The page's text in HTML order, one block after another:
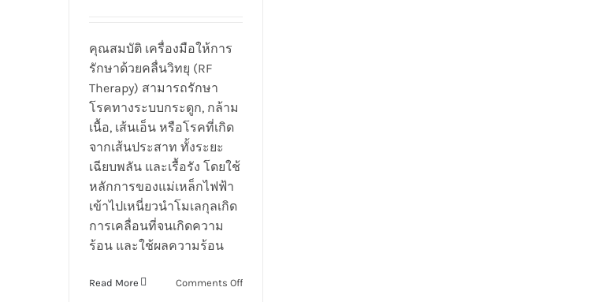
คุณสมบัติ เครื่องมือให้การ
รักษาด้วยคลื่นวิทยุ (RF
Therapy) สามารถรักษา
โรคทางระบบกระดูก, กล้าม
เนื้อ, เส้นเอ็น หรือโรคที่เกิด
จากเส้นประสาท ทั้งระยะ
เฉียบพลัน และเรื้อรัง โดยใช้
หลักการของแม่เหล็กไฟฟ้า
เข้าไปเหนี่ยวนำโมเลกุลเกิด
การเคลื่อนที่จนเกิดความ
ร้อน และใช้ผลความร้อน
Read More Comments Offon